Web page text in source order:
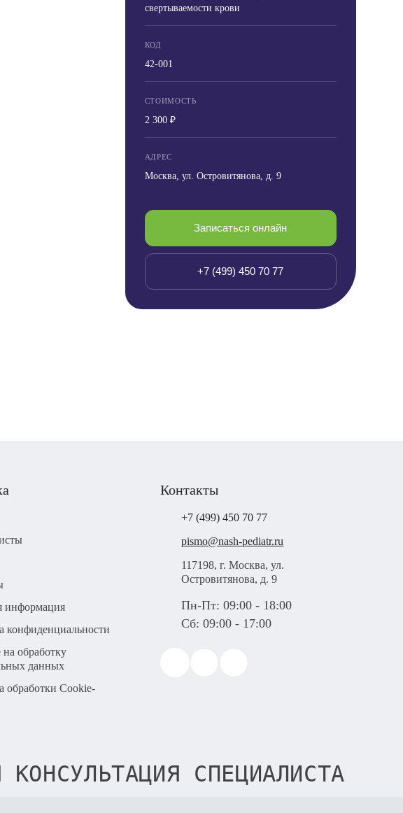
свертываемости крови
КОД
42-001
СТОИМОСТЬ
2 300 ₽
АДРЕС
Москва, ул. Островитянова, д. 9
Записаться онлайн
+7 (499) 450 70 77
информация
конфиденциальности
на обработку
данных
обработки Cookie-
Контакты
+7 (499) 450 70 77
pismo@nash-pediatr.ru
117198, г. Москва, ул.
Островитянова, д. 9
Пн-Пт: 09:00 - 18:00
Сб: 09:00 - 17:00
СПЕЦИАЛИСТА